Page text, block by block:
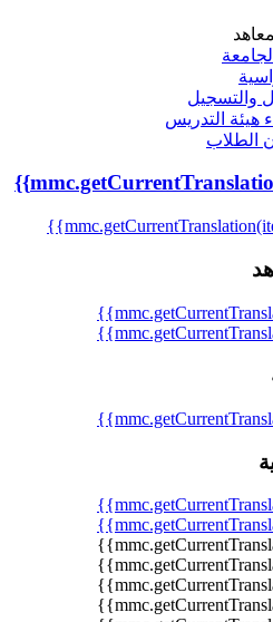
والتسجيل
هيئة التدريس
الطلاب